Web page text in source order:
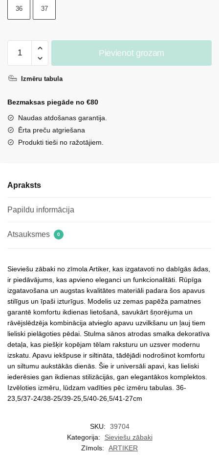
36 37
sieviešu
uz
papēža
ar
dekoru
un
melni
Pievienot grozam
Izmēru tabula
Bezmaksas piegāde no €80
Naudas atdošanas garantija.
Ērta preču atgriešana
Produkti tieši no ražotājiem.
Apraksts
Papildu informācija
Atsauksmes 0
Sieviešu zābaki no zīmola Artiker, kas izgatavoti no dabīgās ādas,
ir piedāvājums, kas apvieno eleganci un funkcionalitāti. Rūpīga
izgatavošana un augstas kvalitātes materiāli padara šos apavus
stilīgus un īpaši izturīgus. Modelis uz zemas papēža pamatnes
garantē komfortu ikdienas lietošanā, savukārt šņorējuma un
rāvējslēdzēja kombinācija atvieglo apavu uzvilkšanu un ļauj tiem
lieliski pielāgoties pēdai. Stulma sānos atrodas smalka dekoratīva
detaļa, kas piešķir kopējam tēlam raksturu un uzsver modernu
izskatu. Apavu iekšpuse ir siltināta, tādējādi nodrošinot komfortu
un siltumu aukstākās dienās. Šie ir universāli apavi, kas lieliski
iederēsies gan ikdienas stilizācijās, gan elegantākos komplektos.
Izvēloties izmēru, lūdzam vadīties pēc izmēru tabulas. 36-
23,5/37-24/38-25/39-25,5/40-26,5/41-27cm
SKU:
39704
Kategorija:
Sieviešu zābaki
Zīmols:
ARTIKER